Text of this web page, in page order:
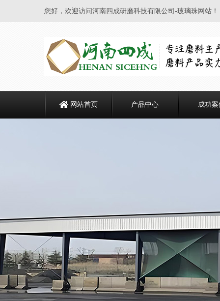
您好，欢迎访问河南四成研磨科技有限公司-玻璃珠网站！
网站首页 产品中心 成功案